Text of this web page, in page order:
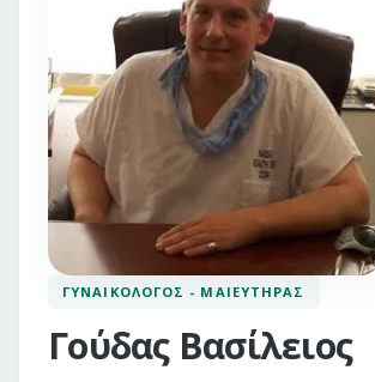
ΓΥΝΑΙΚΟΛΌΓΟΣ - ΜΑΙΕΥΤΉΡΑΣ
Γούδας Βασίλειος